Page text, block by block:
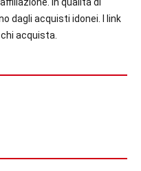
dagli acquisti idonei. I link
acquista.